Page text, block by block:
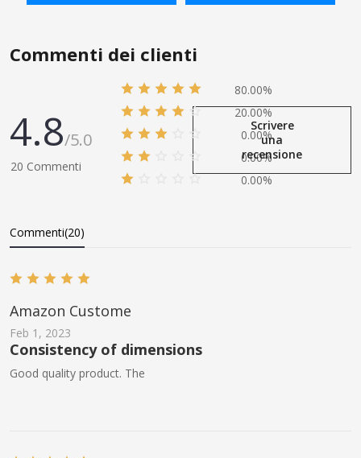
Commenti dei clienti
4.8/5.0
20 Commenti
80.00%
20.00%
0.00%
0.00%
0.00%
Scrivere
una
recensione
Commenti(20)
Аmazon Custome
Feb 1, 2023
Consistency of dimensions
Good quality product. The